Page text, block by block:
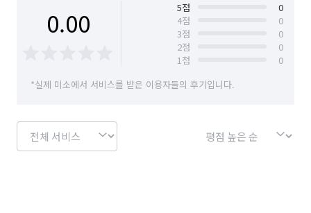
0.00 5점
0
4점
0
3점
0
2점
0
1점
0
*실제 미소에서 서비스를 받은 이용자들의 후기입니다.